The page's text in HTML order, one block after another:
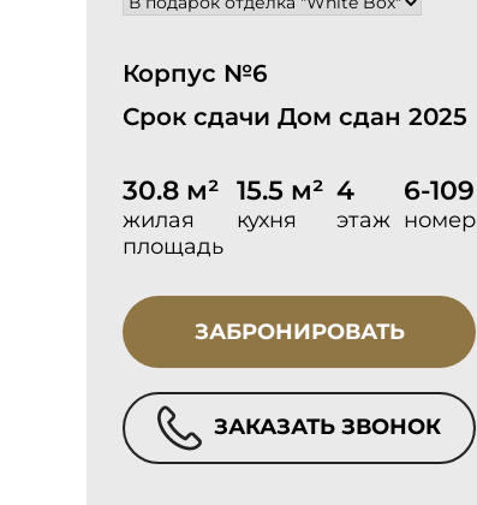
Корпус №6
Срок сдачи Дом сдан 2025
30.8 м²
жилая
площадь
15.5 м²
кухня
4
этаж
6-109
номер
ЗАБРОНИРОВАТЬ
ЗАКАЗАТЬ ЗВОНОК